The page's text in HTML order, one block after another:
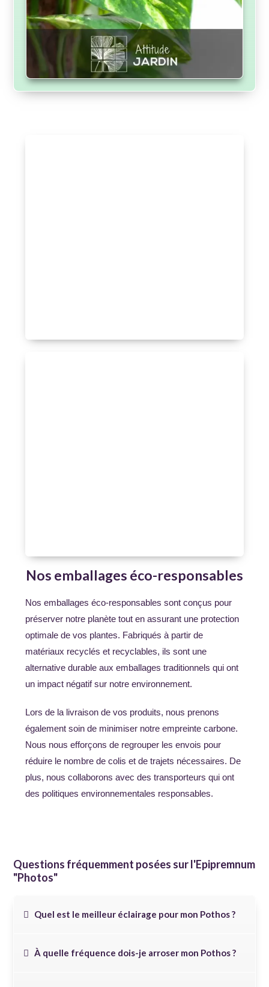
Nos emballages éco-responsables
Nos emballages éco-responsables sont conçus pour
préserver notre planète tout en assurant une protection
optimale de vos plantes. Fabriqués à partir de
matériaux recyclés et recyclables, ils sont une
alternative durable aux emballages traditionnels qui ont
un impact négatif sur notre environnement.
Lors de la livraison de vos produits, nous prenons
également soin de minimiser notre empreinte carbone.
Nous nous efforçons de regrouper les envois pour
réduire le nombre de colis et de trajets nécessaires. De
plus, nous collaborons avec des transporteurs qui ont
des politiques environnementales responsables.
Questions fréquemment posées sur l'Epipremnum
"Photos"
Quel est le meilleur éclairage pour mon Pothos ?
À quelle fréquence dois-je arroser mon Pothos ?